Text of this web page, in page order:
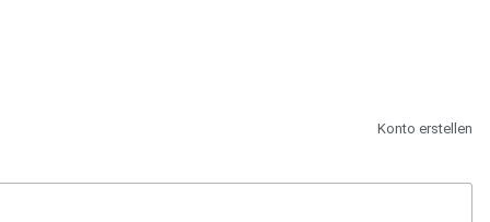
Konto erstellen